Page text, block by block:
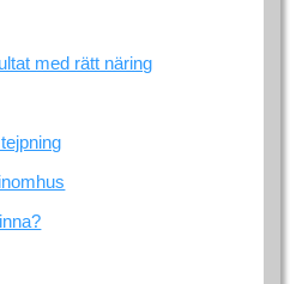
med rätt näring